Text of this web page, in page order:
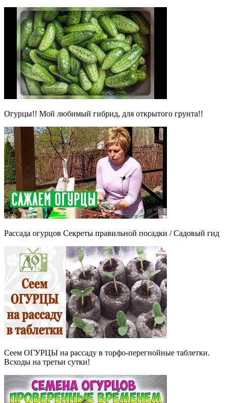
Огурцы!! Мой любимый гибрид, для открытого грунта!!
Рассада огурцов Секреты правильной посадки / Садовый гид
Сеем ОГУРЦЫ на рассаду в торфо-перегнойные таблетки.
Всходы на третьи сутки!